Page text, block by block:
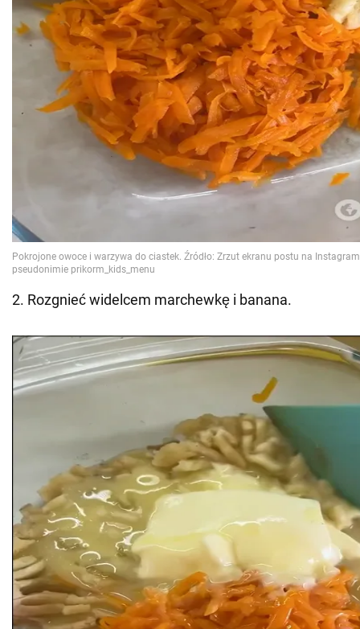
2. Rozgnieć widelcem marchewkę i banana.